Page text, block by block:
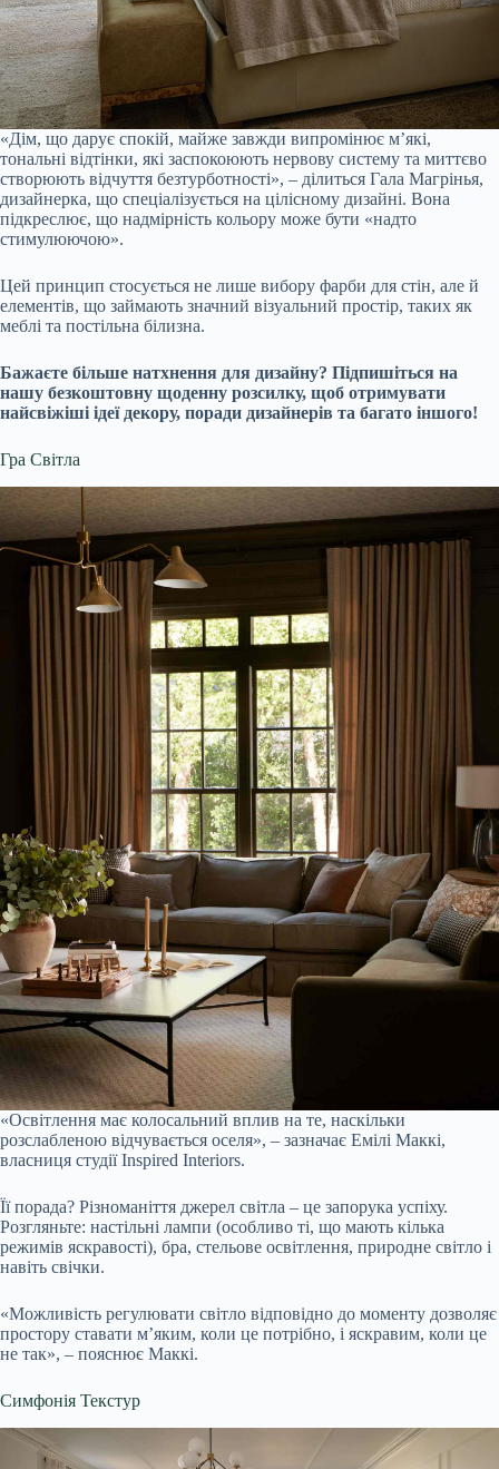
«Дім, що дарує спокій, майже завжди випромінює м’які,
тональні відтінки, які заспокоюють нервову систему та миттєво
створюють відчуття безтурботності», – ділиться Гала Магрінья,
дизайнерка, що спеціалізується на цілісному дизайні. Вона
підкреслює, що надмірність кольору може бути «надто
стимулюючою».
Цей принцип стосується не лише вибору фарби для стін, але й
елементів, що займають значний візуальний простір, таких як
меблі та постільна білизна.
Бажаєте більше натхнення для дизайну? Підпишіться на
нашу безкоштовну щоденну розсилку, щоб отримувати
найсвіжіші ідеї декору, поради дизайнерів та багато іншого!
Гра Світла
«Освітлення має колосальний вплив на те, наскільки
розслабленою відчувається оселя», – зазначає Емілі Маккі,
власниця студії Inspired Interiors.
Її порада? Різноманіття джерел світла – це запорука успіху.
Розгляньте: настільні лампи (особливо ті, що мають кілька
режимів яскравості), бра, стельове освітлення, природне світло і
навіть свічки.
«Можливість регулювати світло відповідно до моменту дозволяє
простору ставати м’яким, коли це потрібно, і яскравим, коли це
не так», – пояснює Маккі.
Симфонія Текстур